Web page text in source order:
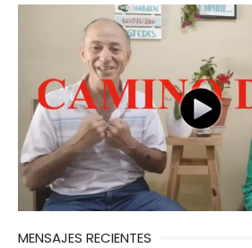
MENSAJES RECIENTES